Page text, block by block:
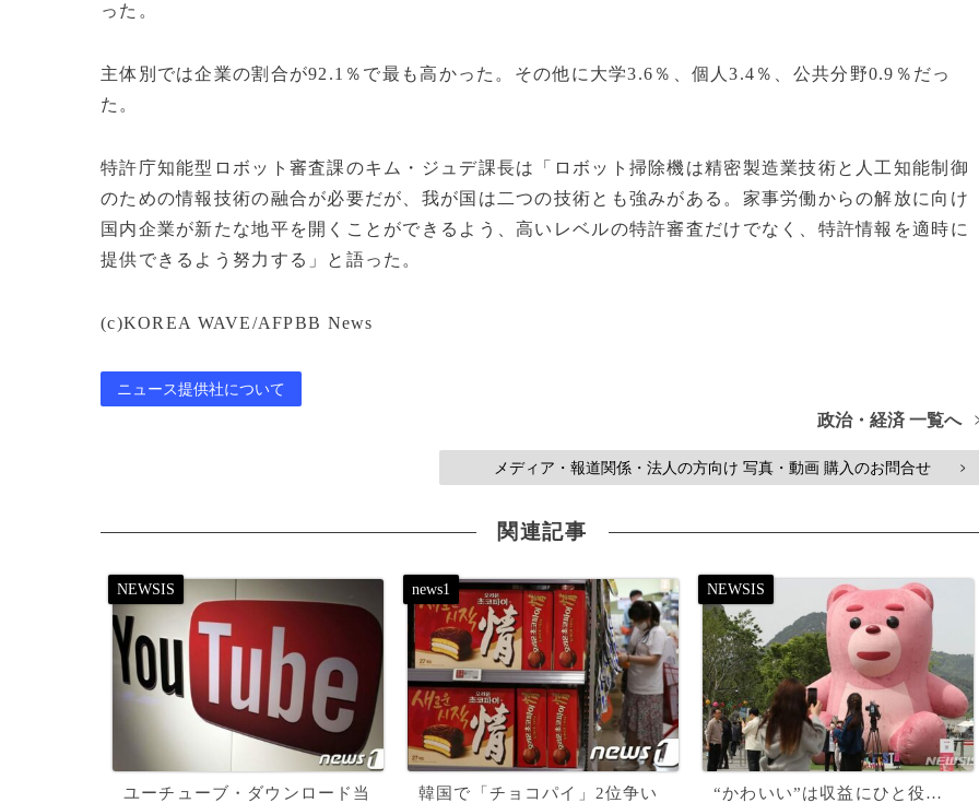
った。
主体別では企業の割合が92.1％で最も高かった。その他に大学3.6％、個人3.4％、公共分野0.9％だっ
た。
特許庁知能型ロボット審査課のキム・ジュデ課長は「ロボット掃除機は精密製造業技術と人工知能制御
のための情報技術の融合が必要だが、我が国は二つの技術とも強みがある。家事労働からの解放に向け
国内企業が新たな地平を開くことができるよう、高いレベルの特許審査だけでなく、特許情報を適時に
提供できるよう努力する」と語った。
(c)KOREA WAVE/AFPBB News
ニュース提供社について
政治・経済 一覧へ
メディア・報道関係・法人の方向け 写真・動画 購入のお問合せ >
関連記事
ユーチューブ・ダウンロード当
韓国で「チョコパイ」2位争い
“かわいい”は収益にひと役…